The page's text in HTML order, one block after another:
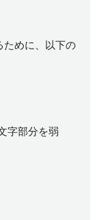
ために、以下の
字部分を弱